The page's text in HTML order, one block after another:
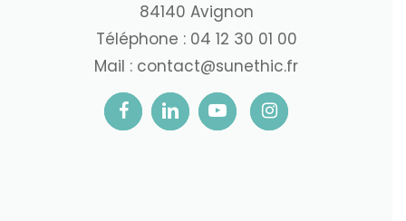
84140 Avignon
Téléphone : 04 12 30 01 00
Mail : contact@sunethic.fr